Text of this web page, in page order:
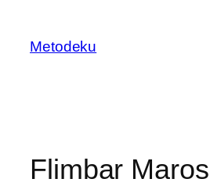
content
Metodeku
Flimbar Maros